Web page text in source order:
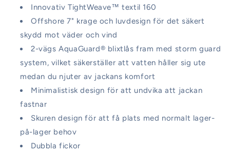
Innovativ TightWeave™ textil 160
Offshore 7" krage och luvdesign för det säkert
skydd mot väder och vind
2-vägs AquaGuard® blixtlås fram med storm guard
system, vilket säkerställer att vatten håller sig ute
medan du njuter av jackans komfort
Minimalistisk design för att undvika att jackan
fastnar
Skuren design för att få plats med normalt lager-
på-lager behov
Dubbla fickor